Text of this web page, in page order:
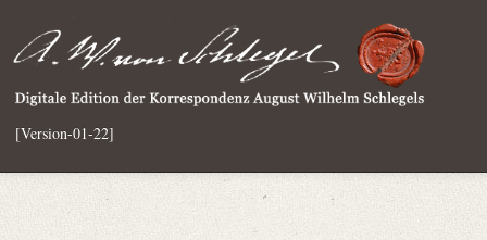
[Version-01-22]